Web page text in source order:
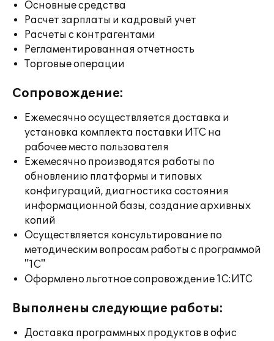
Основные средства
Расчет зарплаты и кадровый учет
Расчеты с контрагентами
Регламентированная отчетность
Торговые операции
Сопровождение:
Ежемесячно осуществляется доставка и
установка комплекта поставки ИТС на
рабочее место пользователя
Ежемесячно производятся работы по
обновлению платформы и типовых
конфигураций, диагностика состояния
информационной базы, создание архивных
копий
Осуществляется консультирование по
методическим вопросам работы с программой
"1С"
Оформлено льготное сопровождение 1С:ИТС
Выполнены следующие работы:
Доставка программных продуктов в офис